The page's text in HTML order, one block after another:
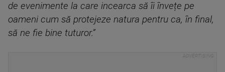
de evenimente la care incearca să îi învețe pe
oameni cum să protejeze natura pentru ca, în final,
să ne fie bine tuturor.”